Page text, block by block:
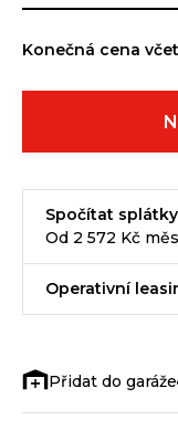
Konečná cena
Spočítat splátky
Od 2 572 Kč
Operativní